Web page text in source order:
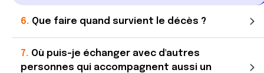
Que faire quand survient le décès ?
Où puis-je échanger avec d'autres
personnes qui accompagnent aussi un